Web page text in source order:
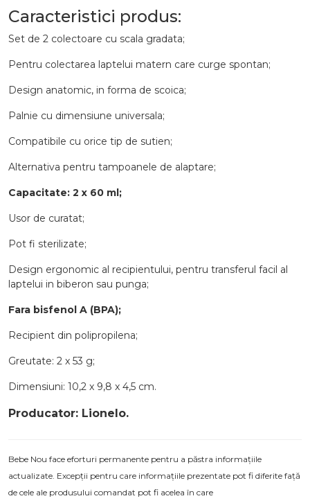
Caracteristici produs:
Set de 2 colectoare cu scala gradata;
Pentru colectarea laptelui matern care curge spontan;
Design anatomic, in forma de scoica;
Palnie cu dimensiune universala;
Compatibile cu orice tip de sutien;
Alternativa pentru tampoanele de alaptare;
Capacitate: 2 x 60 ml;
Usor de curatat;
Pot fi sterilizate;
Design ergonomic al recipientului, pentru transferul facil al
laptelui in biberon sau punga;
Fara bisfenol A (BPA);
Recipient din polipropilena;
Greutate: 2 x 53 g;
Dimensiuni: 10,2 x 9,8 x 4,5 cm.
Producator: Lionelo.
Bebe Nou face eforturi permanente pentru a păstra informațiile
actualizate. Excepții pentru care informațiile prezentate pot fi diferite față
de cele ale produsului comandat pot fi acelea în care